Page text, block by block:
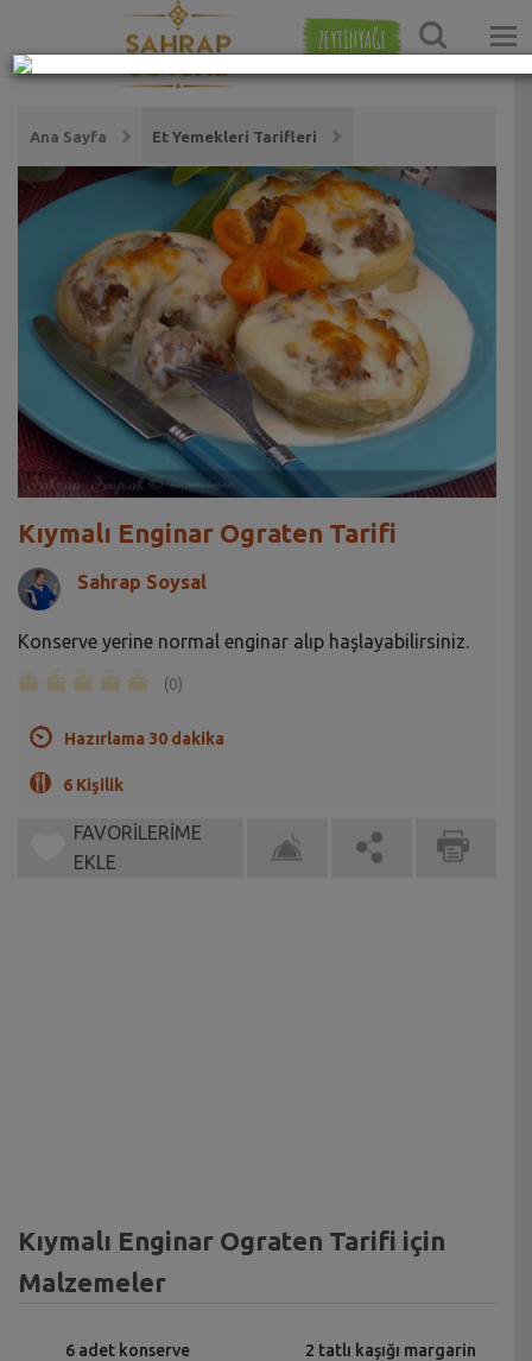
ZEYTİNYAĞI
Ana Sayfa Et Yemekleri Tarifleri
Kıymalı Enginar Ograten Tarifi
Sahrap Soysal
Konserve yerine normal enginar alıp haşlayabilirsiniz.
(0)
Hazırlama 30 dakika
6 Kişilik
FAVORİLERİME
EKLE
Kıymalı Enginar Ograten Tarifi için
Malzemeler
6 adet konserve 2 tatlı kaşığı margarin